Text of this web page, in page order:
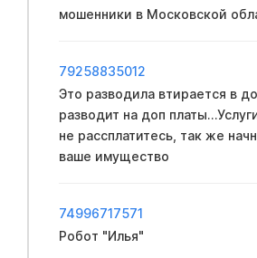
мошенники в Московской
79258835012
Это разводила втирается в
разводит на доп
не рассплатитесь, так же
ваше имущество
74996717571
Робот "Илья"